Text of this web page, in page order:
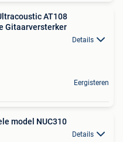
AT108
Gitaarversterker
Details
Eergisteren
model NUC310
Details